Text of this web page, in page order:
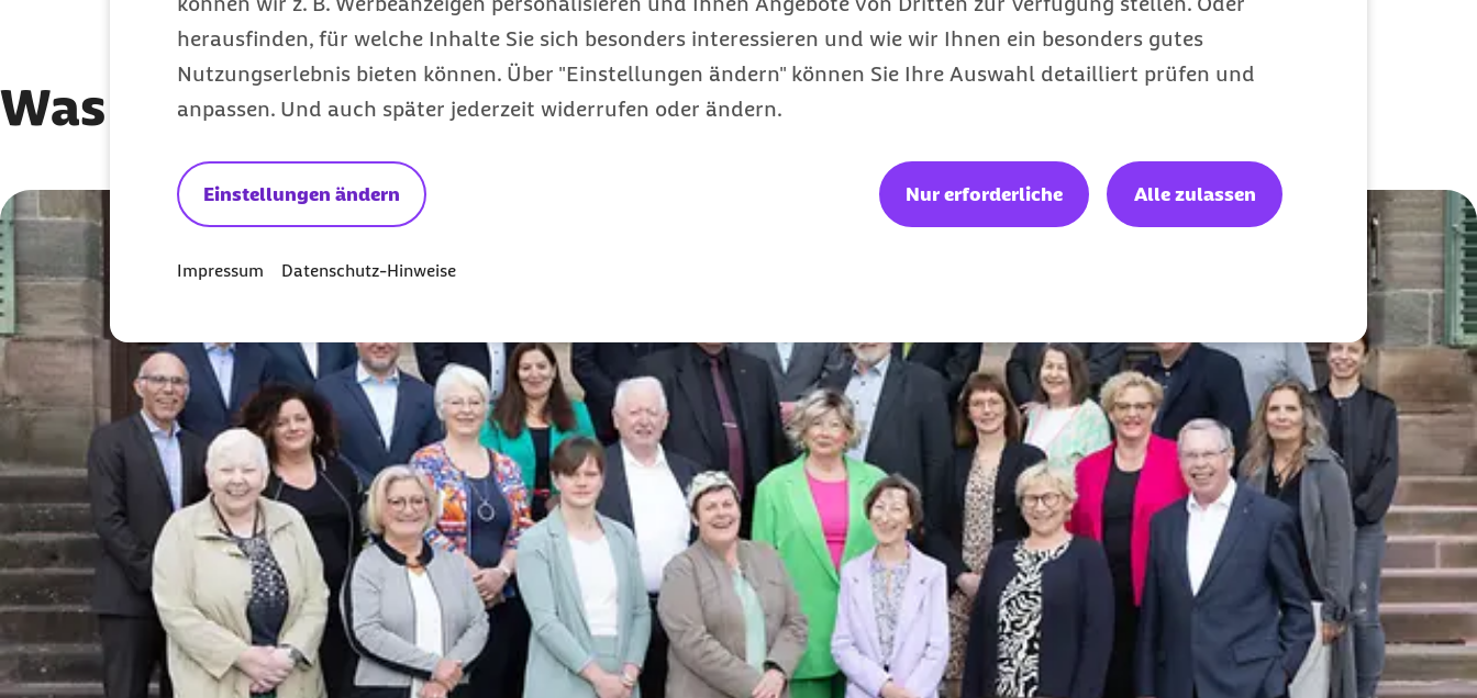
herausfinden, für welche Inhalte Sie sich besonders interessieren und wie wir Ihnen ein besonders gutes
Nutzungserlebnis bieten können. Über "Einstellungen ändern" können Sie Ihre Auswahl detailliert prüfen und
anpassen. Und auch später jederzeit widerrufen oder ändern.
Einstellungen ändern Nur erforderliche Alle zulassen
Impressum Datenschutz-Hinweise
Was den Barmer Verwaltungsrat auszeichnet
Karussell mit 3 Elementen
Element 1 von 3